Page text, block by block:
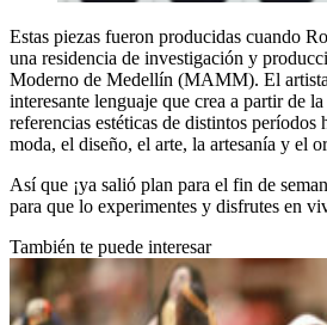
Estas piezas fueron producidas cuando
una residencia de investigación y
Moderno de Medellín (MAMM). El artista
interesante lenguaje que crea a partir de
referencias estéticas de distintos períodos
moda, el diseño, el arte, la artesanía y el
Así que ¡ya salió plan para el fin de
para que lo experimentes y disfrutes en
También te puede interesar